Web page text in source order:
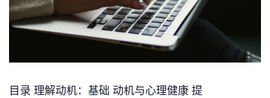
目录 理解动机：基础 动机与心理健康 提